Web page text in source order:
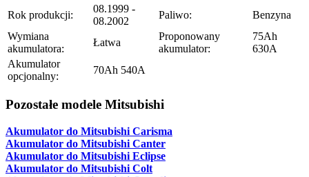
Rok produkcji:
08.1999 -
08.2002
Paliwo:
Benzyna
Wymiana
akumulatora:
Łatwa
Proponowany
akumulator:
75Ah
630A
Akumulator
opcjonalny:
70Ah 540A
Pozostałe modele Mitsubishi
Akumulator do Mitsubishi Carisma
Akumulator do Mitsubishi Canter
Akumulator do Mitsubishi Eclipse
Akumulator do Mitsubishi Colt